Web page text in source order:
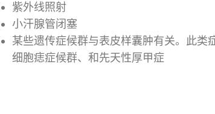
紫外线照射
小汗腺管闭塞
某些遗传症候群与表皮样囊肿有关。此类
细胞痣症候群、和先天性厚甲症